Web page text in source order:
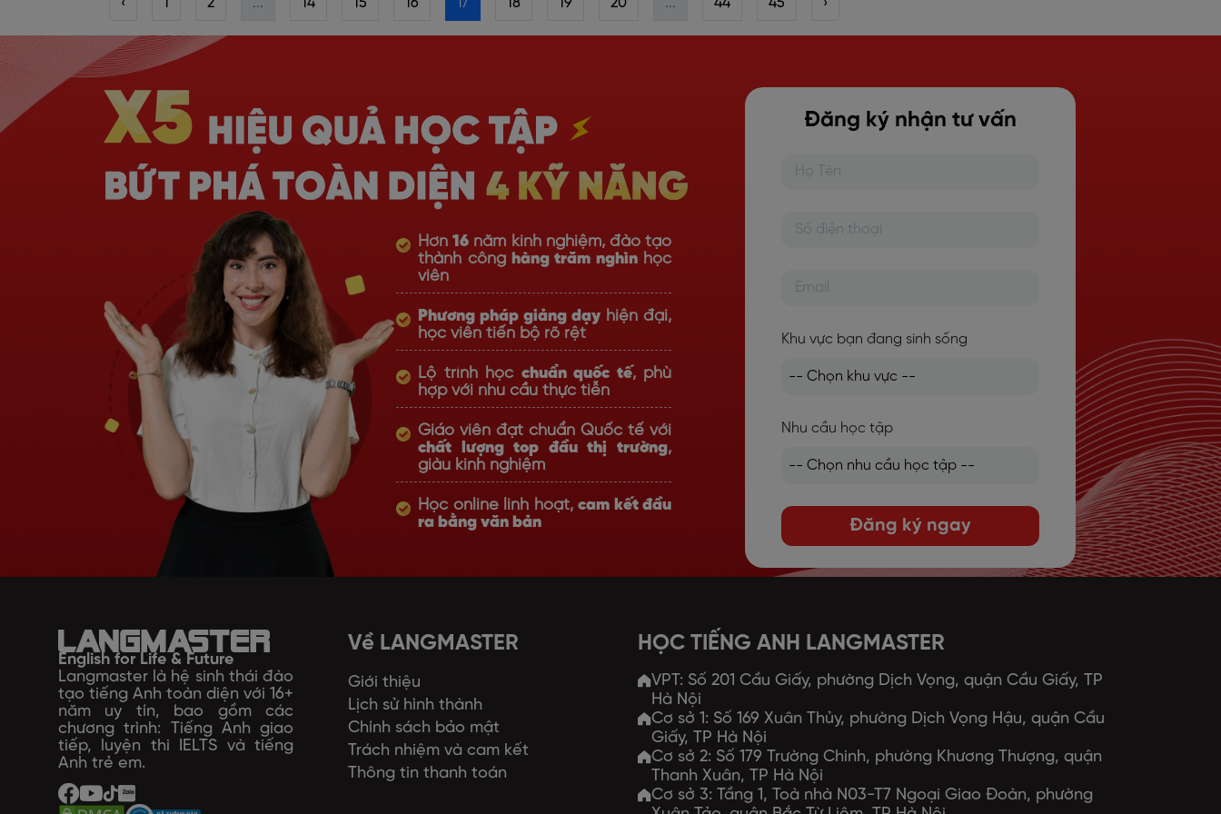
‹ 1 2 ... 14 15 16 17 18 19 20 ... 44 45 ›
Hơn16 năm kinh nghiệm, đào tạo
thành công hàng trăm nghìnhọc
viên
Phương pháp giảng dạy hiện đại,
học viên tiến bộ rõ rệt
Lộ trình học chuẩn quốc tế, phù
hợp với nhu cầu thực tiễn
Giáo viên đạt chuẩn Quốc tế với
chất lượng top đầu thị trường,
giàu kinh nghiệm
Học online linh hoạt,cam kết đầu
ra bằng văn bản
Đăng ký nhận tư vấn
Khu vực bạn đang sinh sống
Nhu cầu học tập
Đăng ký ngay
English for Life & Future
Langmaster là hệ sinh thái đào
tạo tiếng Anh toàn diện với 16+
năm uy tín, bao gồm các
chương trình: Tiếng Anh giao
tiếp, luyện thi IELTS và tiếng
Anh trẻ em.
Về LANGMASTER
Giới thiệu
Lịch sử hình thành
Chính sách bảo mật
Trách nhiệm và cam kết
Thông tin thanh toán
HỌC TIẾNG ANH LANGMASTER
VPT: Số 201 Cầu Giấy, phường Dịch Vọng, quận Cầu Giấy, TP
Hà Nội
Cơ sở 1: Số 169 Xuân Thủy, phường Dịch Vọng Hậu, quận Cầu
Giấy, TP Hà Nội
Cơ sở 2: Số 179 Trường Chinh, phường Khương Thượng, quận
Thanh Xuân, TP Hà Nội
Cơ sở 3: Tầng 1, Toà nhà N03-T7 Ngoại Giao Đoàn, phường